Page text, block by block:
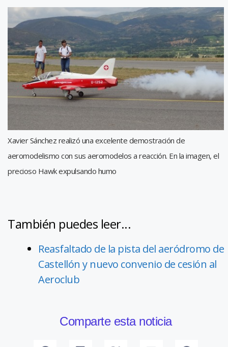
Xavier Sánchez realizó una excelente demostración de
aeromodelismo con sus aeromodelos a reacción. En la imagen, el
precioso Hawk expulsando humo
También puedes leer...
Reasfaltado de la pista del aeródromo de
Castellón y nuevo convenio de cesión al
Aeroclub
Comparte esta noticia